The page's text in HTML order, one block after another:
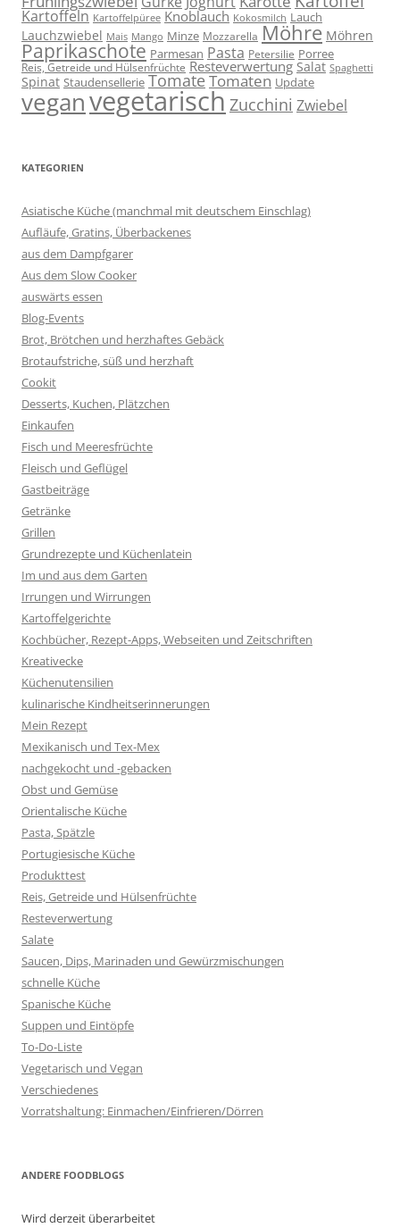
Kartoffeln Kartoffelpüree Knoblauch Kokosmilch Lauch
Lauchzwiebel Mais Mango Minze Mozzarella Möhre Möhren
Paprikaschote Parmesan Pasta Petersilie Porree
Reis, Getreide und Hülsenfrüchte Resteverwertung Salat Spaghetti
Spinat Staudensellerie TomateTomaten Update
veganvegetarisch Zucchini Zwiebel
KATEGORIEN
Asiatische Küche (manchmal mit deutschem Einschlag)
Aufläufe, Gratins, Überbackenes
aus dem Dampfgarer
Aus dem Slow Cooker
auswärts essen
Blog-Events
Brot, Brötchen und herzhaftes Gebäck
Brotaufstriche, süß und herzhaft
Cookit
Desserts, Kuchen, Plätzchen
Einkaufen
Fisch und Meeresfrüchte
Fleisch und Geflügel
Gastbeiträge
Getränke
Grillen
Grundrezepte und Küchenlatein
Im und aus dem Garten
Irrungen und Wirrungen
Kartoffelgerichte
Kochbücher, Rezept-Apps, Webseiten und Zeitschriften
Kreativecke
Küchenutensilien
kulinarische Kindheitserinnerungen
Mein Rezept
Mexikanisch und Tex-Mex
nachgekocht und -gebacken
Obst und Gemüse
Orientalische Küche
Pasta, Spätzle
Portugiesische Küche
Produkttest
Reis, Getreide und Hülsenfrüchte
Resteverwertung
Salate
Saucen, Dips, Marinaden und Gewürzmischungen
schnelle Küche
Spanische Küche
Suppen und Eintöpfe
To-Do-Liste
Vegetarisch und Vegan
Verschiedenes
Vorratshaltung: Einmachen/Einfrieren/Dörren
ANDERE FOODBLOGS
Wird derzeit überarbeitet